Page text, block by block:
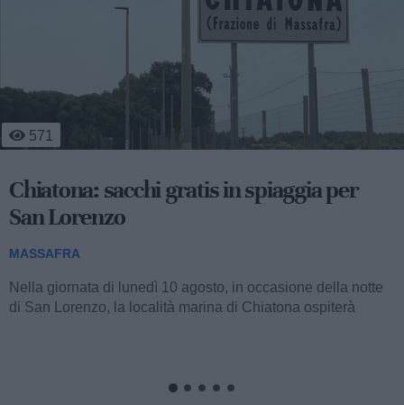
821
Emergenza caldo Massafra: un aiuto per
anziani e fragili
MASSAFRA
Anche per la stagione estiva in corso, l'amministrazione
comunale guidata dalla sindaca Giancarla Zaccaro,